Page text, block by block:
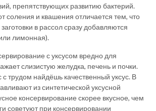
препятствующих развитию бактерий.
соления и квашения отличается тем, что
в рассол сразу добавляются
лимонная).
с уксусом вредно для
слизистую желудка, печень и почки.
с трудом найдёшь качественный уксус. В
из синтетической уксусной
консервирование скорее вкусное, чем
советуют при консервировании